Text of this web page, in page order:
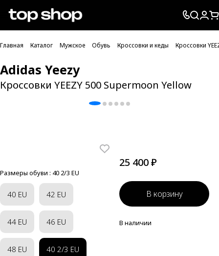
Проверка хлебных крошек
Главная Каталог Мужское Обувь Кроссовки и кеды Кроссовки
Adidas Yeezy
Кроссовки YEEZY 500 Supermoon Yellow
Размеры обуви : 40 2/3 EU
40 EU 42 EU
44 EU 46 EU
48 EU 40 2/3 EU
25 400 ₽
В корзину
В наличии